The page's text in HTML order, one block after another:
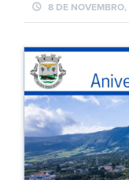
schedule 8 DE